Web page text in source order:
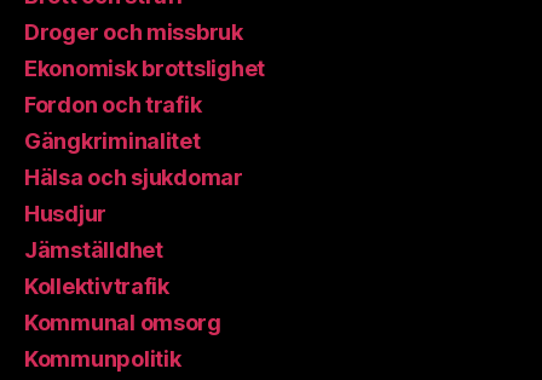
Droger och missbruk
Ekonomisk brottslighet
Fordon och trafik
Gängkriminalitet
Hälsa och sjukdomar
Husdjur
Jämställdhet
Kollektivtrafik
Kommunal omsorg
Kommunpolitik